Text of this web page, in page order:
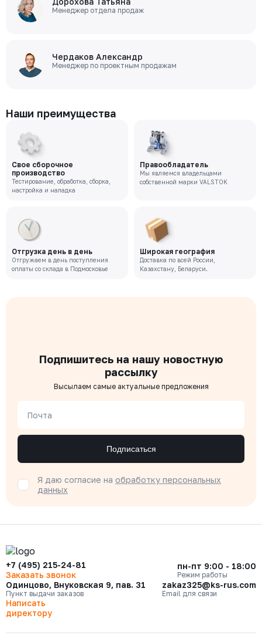
Менеджер отдела продаж
Чердаков Александр
Менеджер по проектным продажам
Наши преимущества
Свое сборочное
производство
Тестирование, обработка, сборка,
настройка и наладка
Правообладатель
Мы являемся владельцами
собственной марки VALSTOK
Отгрузка день в день
Отгружаем в день поступления
оплаты со склада в Подмосковье
Широкая география
Доставка по всей России,
Казахстану, Беларуси.
Подпишитесь на нашу новостную
рассылку
Высылаем самые актуальные предложения
Почта
Подписаться
Я даю согласие на обработку персональных
данных
+7 (495) 215-24-81
Заказать звонок
пн-пт 9:00 - 18:00
Режим работы
Одинцово, Внуковская 9, пав. 31
Пункт выдачи заказов
zakaz325@ks-rus.com
Email для связи
Написать
директору